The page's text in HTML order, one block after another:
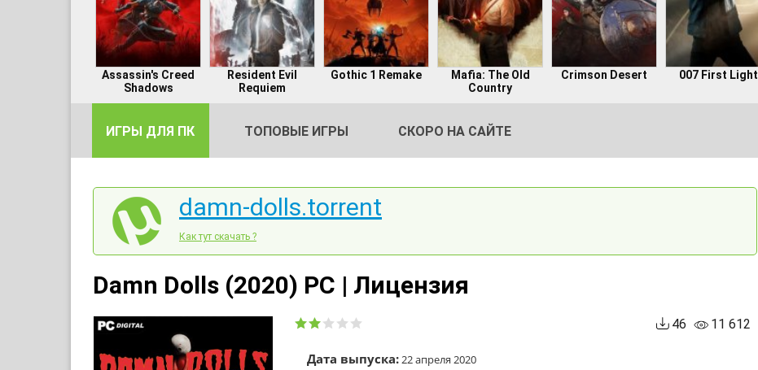
Assassin's Creed
Shadows
Resident Evil
Requiem
Gothic 1 Remake
Mafia: The Old
Country
Crimson Desert 007 First Light
ИГРЫ ДЛЯ ПК ТОПОВЫЕ ИГРЫ СКОРО НА САЙТЕ
damn-dolls.torrent
Как тут скачать ?
Damn Dolls (2020) PC | Лицензия
11 612
46
Дата выпуска:22 апреля 2020